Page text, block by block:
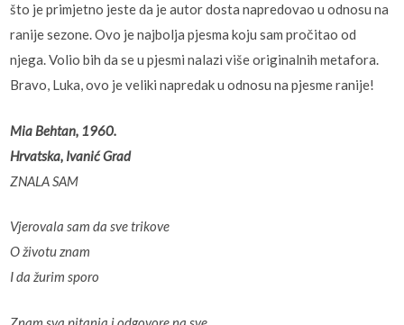
što je primjetno jeste da je autor dosta napredovao u odnosu na
ranije sezone. Ovo je najbolja pjesma koju sam pročitao od
njega. Volio bih da se u pjesmi nalazi više originalnih metafora.
Bravo, Luka, ovo je veliki napredak u odnosu na pjesme ranije!
Mia Behtan, 1960.
Hrvatska, Ivanić Grad
ZNALA SAM
Vjerovala sam da sve trikove
O životu znam
I da žurim sporo